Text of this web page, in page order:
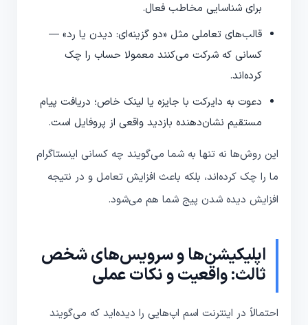
برای شناسایی مخاطب فعال.
قالب‌های تعاملی مثل «دو گزینه‌ای: دیدن یا رد» —
کسانی که شرکت می‌کنند معمولا حساب را چک
کرده‌اند.
دعوت به دایرکت با جایزه یا لینک خاص؛ دریافت پیام
مستقیم نشان‌دهنده بازدید واقعی از پروفایل است.
این روش‌ها نه تنها به شما می‌گویند چه کسانی اینستاگرام
ما را چک کرده‌اند، بلکه باعث افزایش تعامل و در نتیجه
افزایش دیده شدن پیج شما هم می‌شود.
اپلیکیشن‌ها و سرویس‌های شخص
ثالث: واقعیت و نکات عملی
احتمالاً در اینترنت اسم اپ‌هایی را دیده‌اید که می‌گویند